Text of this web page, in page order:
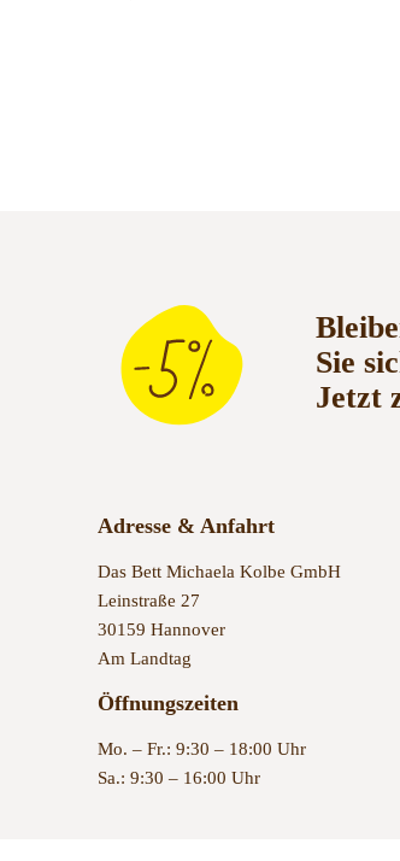
Sie
Jetzt
Adresse & Anfahrt
Das Bett Michaela Kolbe GmbH
Leinstraße 27
30159 Hannover
Am Landtag
Öffnungszeiten
Mo. – Fr.: 9:30 – 18:00 Uhr
Sa.: 9:30 – 16:00 Uhr